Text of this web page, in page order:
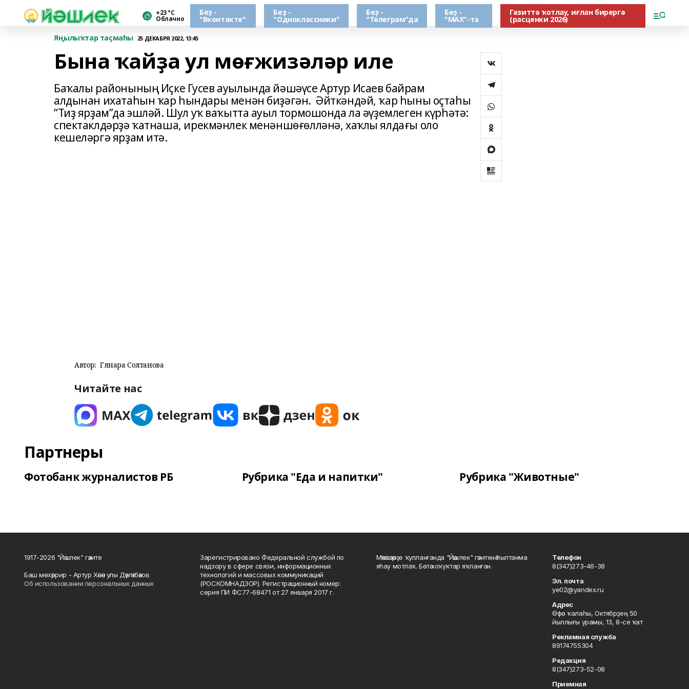
+23 °С
Облачно
Беҙ -
"Вконтакте"
Беҙ -
"Одноклассники"
Беҙ -
"Телеграм"да
Беҙ -
"МАХ"-та
Гәзиттә ҡотлау, иғлан бирергә
(расценки 2026)
Яңылыҡтар таҫмаһы
25 ДЕКАБРЯ 2022, 13:45
Бына ҡайҙа ул мөғжизәләр иле
Баҡалы районының Иҫке Гусев ауылында йәшәүсе Артур Исаев байрам
алдынан ихатаһын ҡар һындары менән биҙәгән. Әйткәндәй, ҡар һыны оҫтаһы
“Тиҙ ярҙам”да эшләй. Шул уҡ ваҡытта ауыл тормошонда ла әүҙемлеген күрһәтә:
спектаклдәрҙә ҡатнаша, ирекмәнлек менәншөғөлләнә, хаҡлы ялдағы оло
кешеләргә ярҙам итә.
Автор: Гөлнара Солтанова
Читайте нас
Партнеры
Фотобанк журналистов РБ Рубрика "Еда и напитки" Рубрика "Животные"
1917-2026 "Йәшлек" гәзите
Баш мөхәррир - Артур Хәсән улы Дәүләтбәков
Об использовании персональных данных
Зарегистрировано Федеральной службой по
надзору в сфере связи, информационных
технологий и массовых коммуникаций
(РОСКОМНАДЗОР). Регистрационный номер:
серия ПИ ФС77-68471 от 27 января 2017 г.
Мәҡәләләрҙе ҡулланғанда "Йәшлек" гәзитенә һылтанма
яһау мотлаҡ. Бөтә хоҡуҡтар яҡланған.
Телефон
8(347)273-46-38
Эл. почта
ye02@yandex.ru
Адрес
Өфө ҡалаһы, Октябрҙең 50
йыллығы урамы, 13, 8-се ҡат
Рекламная служба
89174755304
Редакция
8(347)273-52-08
Приемная